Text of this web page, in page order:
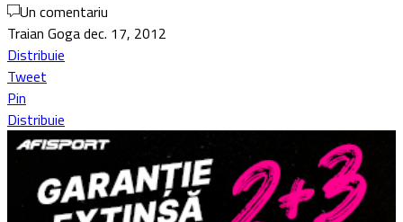
Un comentariu
Traian Gogadec. 17, 2012
Distribuie
Tweet
Pin
Distribuie